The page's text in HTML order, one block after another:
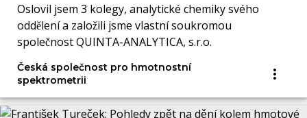
Oslovil jsem 3 kolegy, analytické chemiky svého
oddělení a založili jsme vlastní soukromou
společnost QUINTA-ANALYTICA, s.r.o.
Česká společnost pro hmotnostní
spektrometrii